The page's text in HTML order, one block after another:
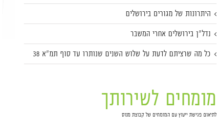
היתרונות של מגורים בירושלים
נדל"ן בירושלים אחרי המשבר
כל מה שרציתם לדעת על שלוש השנים שנותרו עד סוף תמ"א 38
מומחים לשירותך
לתיאום פגישת ייעוץ עם המומחים של קבוצת מנוס